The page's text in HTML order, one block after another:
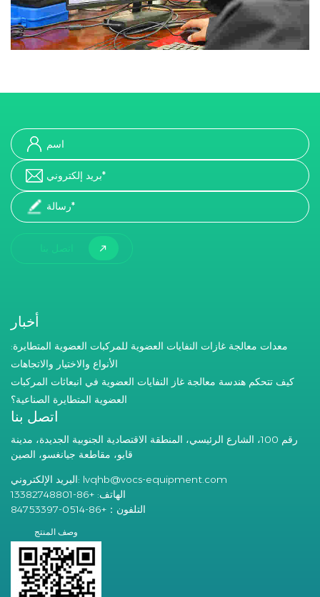
اتصل بنا
أخبار
معدات معالجة غازات النفايات العضوية للمركبات العضوية المتطايرة:
الأنواع والاختيار والاتجاهات
كيف تتحكم هندسة معالجة غاز النفايات العضوية في انبعاثات المركبات
العضوية المتطايرة الصناعية؟
اتصل بنا
رقم 100، الشارع الرئيسي، المنطقة الاقتصادية الجنوبية الجديدة، مدينة
قايو، مقاطعة جيانغسو، الصين
البريد الإلكتروني: lvqhb@vocs-equipment.com
الهاتف: +86-13382748801
التلفون：+86-0514-84753397
وصف المنتج